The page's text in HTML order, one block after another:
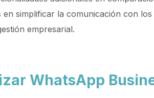
simplificar la comunicación con los
empresarial.
WhatsApp